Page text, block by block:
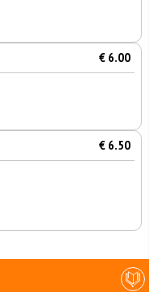
€ 6.00
€ 6.50